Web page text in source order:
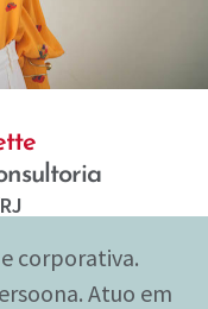
corporativa.
Atuo em